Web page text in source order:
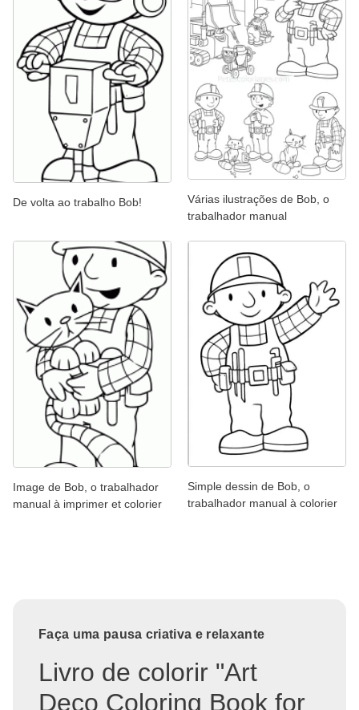
De volta ao trabalho Bob!
Várias ilustrações de Bob, o
trabalhador manual
Image de Bob, o trabalhador
manual à imprimer et colorier
Simple dessin de Bob, o
trabalhador manual à colorier
Faça uma pausa criativa e relaxante
Livro de colorir "Art
Deco Coloring Book for